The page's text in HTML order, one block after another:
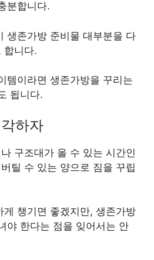
분합니다.
생존가방 준비물 대부분을 다
합니다.
템이라면 생존가방을 꾸리는
됩니다.
하자
구조대가 올 수 있는 시간인
틸 수 있는 양으로 짐을 꾸립
게 챙기면 좋겠지만, 생존가방
야 한다는 점을 잊어서는 안